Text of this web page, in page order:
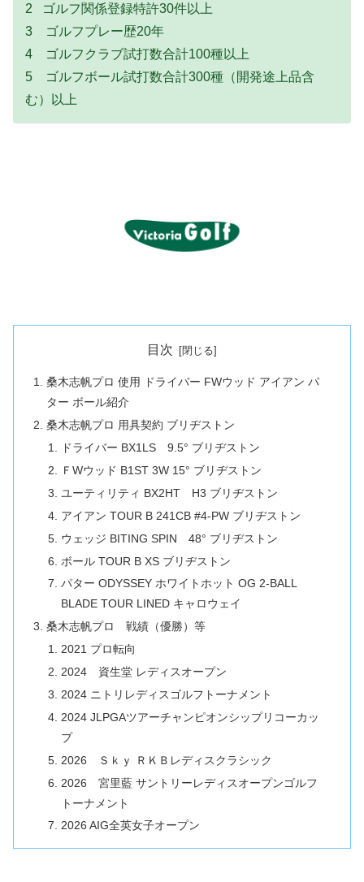
2 ゴルフ関係登録特許30件以上
3 ゴルフプレー歴20年
4 ゴルフクラブ試打数合計100種以上
5 ゴルフボール試打数合計300種（開発途上品含
む）以上
目次
桑木志帆プロ 使用 ドライバー FWウッド アイアン パ
ター ボール紹介
桑木志帆プロ 用具契約 ブリヂストン
ドライバー BX1LS 9.5° ブリヂストン
ＦWウッド B1ST 3W 15° ブリヂストン
ユーティリティ BX2HT H3 ブリヂストン
アイアン TOUR B 241CB #4-PW ブリヂストン
ウェッジ BITING SPIN 48° ブリヂストン
ボール TOUR B XS ブリヂストン
パター ODYSSEY ホワイトホット OG 2-BALL
BLADE TOUR LINED キャロウェイ
桑木志帆プロ 戦績（優勝）等
2021 プロ転向
2024 資生堂 レディスオープン
2024 ニトリレディスゴルフトーナメント
2024 JLPGAツアーチャンピオンシップリコーカッ
プ
2026 Ｓｋｙ ＲＫＢレディスクラシック
2026 宮里藍 サントリーレディスオープンゴルフ
トーナメント
2026 AIG全英女子オープン